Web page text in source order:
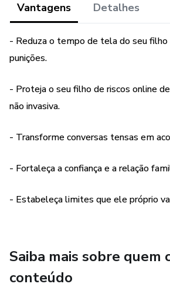
✔️ Ferramentas práticas, checklists e
para aplicar no dia a dia.
filhos rumo a uma relação equilibrada
promovendo autonomia,
Vantagens Detalhes
- Reduza o tempo de tela do seu
punições.
- Proteja o seu filho de riscos online
não invasiva.
- Transforme conversas tensas em
- Fortaleça a confiança e a relação
- Estabeleça limites que ele próprio
Saiba mais sobre quem
conteúdo